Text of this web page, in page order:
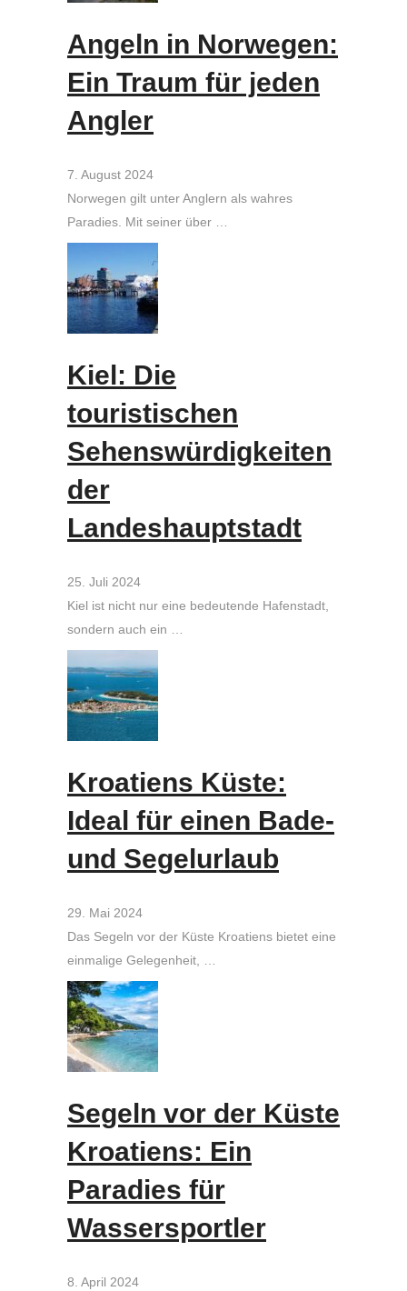
Angeln in Norwegen:
Ein Traum für jeden
Angler
7. August 2024
Norwegen gilt unter Anglern als wahres
Paradies. Mit seiner über …
Kiel: Die
touristischen
Sehenswürdigkeiten
der
Landeshauptstadt
25. Juli 2024
Kiel ist nicht nur eine bedeutende Hafenstadt,
sondern auch ein …
Kroatiens Küste:
Ideal für einen Bade-
und Segelurlaub
29. Mai 2024
Das Segeln vor der Küste Kroatiens bietet eine
einmalige Gelegenheit, …
Segeln vor der Küste
Kroatiens: Ein
Paradies für
Wassersportler
8. April 2024